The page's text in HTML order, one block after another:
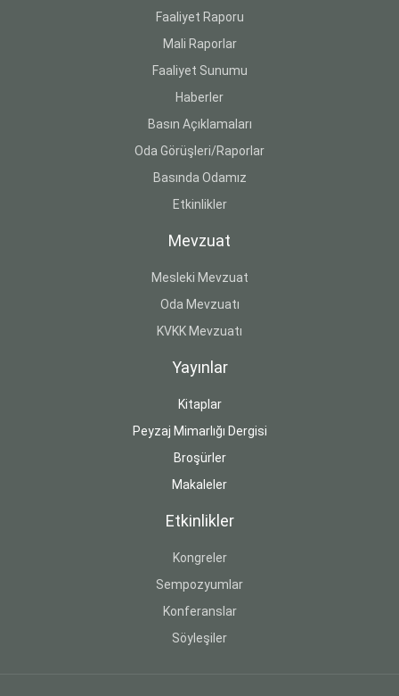
Faaliyet Raporu
Mali Raporlar
Faaliyet Sunumu
Haberler
Basın Açıklamaları
Oda Görüşleri/Raporlar
Basında Odamız
Etkinlikler
Mevzuat
Mesleki Mevzuat
Oda Mevzuatı
KVKK Mevzuatı
Yayınlar
Kitaplar
Peyzaj Mimarlığı Dergisi
Broşürler
Makaleler
Etkinlikler
Kongreler
Sempozyumlar
Konferanslar
Söyleşiler